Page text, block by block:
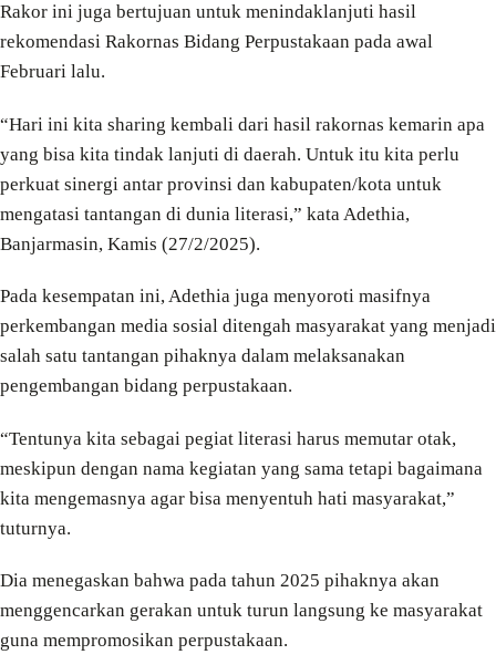
Rakor ini juga bertujuan untuk menindaklanjuti hasil
rekomendasi Rakornas Bidang Perpustakaan pada awal
Februari lalu.
“Hari ini kita sharing kembali dari hasil rakornas kemarin apa
yang bisa kita tindak lanjuti di daerah. Untuk itu kita perlu
perkuat sinergi antar provinsi dan kabupaten/kota untuk
mengatasi tantangan di dunia literasi,” kata Adethia,
Banjarmasin, Kamis (27/2/2025).
Pada kesempatan ini, Adethia juga menyoroti masifnya
perkembangan media sosial ditengah masyarakat yang menjadi
salah satu tantangan pihaknya dalam melaksanakan
pengembangan bidang perpustakaan.
“Tentunya kita sebagai pegiat literasi harus memutar otak,
meskipun dengan nama kegiatan yang sama tetapi bagaimana
kita mengemasnya agar bisa menyentuh hati masyarakat,”
tuturnya.
Dia menegaskan bahwa pada tahun 2025 pihaknya akan
menggencarkan gerakan untuk turun langsung ke masyarakat
guna mempromosikan perpustakaan.